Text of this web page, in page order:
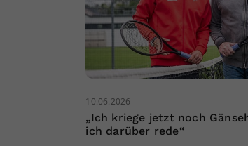
10.06.2026
„Ich kriege jetzt noch
ich darüber rede“